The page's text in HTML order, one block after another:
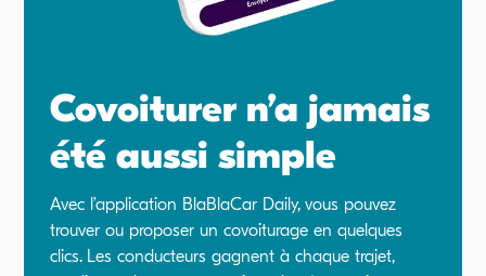
Covoiturer n’a jamais
été aussi simple
Avec l’application BlaBlaCar Daily, vous pouvez
trouver ou proposer un covoiturage en quelques
clics. Les conducteurs gagnent à chaque trajet,